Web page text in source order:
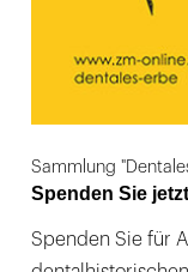
Sammlung
Spenden Sie
Spenden Sie für